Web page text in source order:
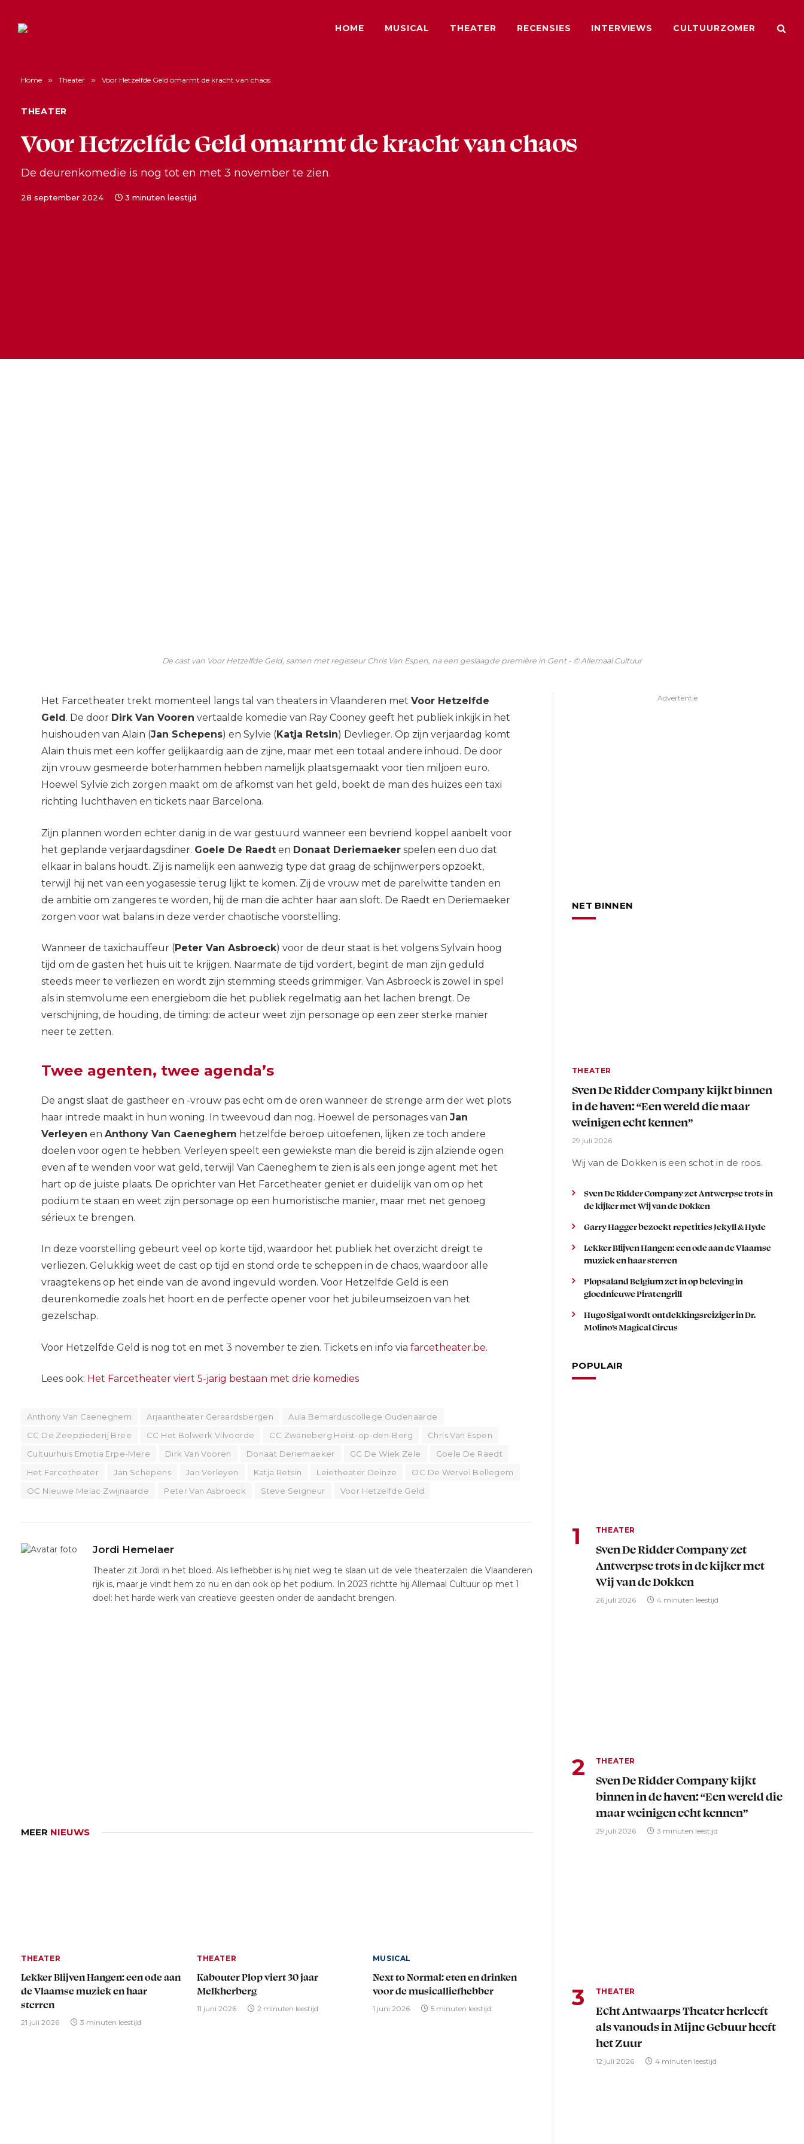
HOME MUSICAL THEATER RECENSIES INTERVIEWS CULTUURZOMER
Home » Theater » Voor Hetzelfde Geld omarmt de kracht van chaos
THEATER
Voor Hetzelfde Geld omarmt de kracht van chaos
De deurenkomedie is nog tot en met 3 november te zien.
28 september 2024 3 minuten leestijd
De cast van Voor Hetzelfde Geld, samen met regisseur Chris Van Espen, na een geslaagde première in Gent - © Allemaal Cultuur
Het Farcetheater trekt momenteel langs tal van theaters in Vlaanderen met Voor Hetzelfde
Geld. De door Dirk Van Vooren vertaalde komedie van Ray Cooney geeft het publiek inkijk in het
huishouden van Alain (Jan Schepens) en Sylvie (Katja Retsin) Devlieger. Op zijn verjaardag komt
Alain thuis met een koffer gelijkaardig aan de zijne, maar met een totaal andere inhoud. De door
zijn vrouw gesmeerde boterhammen hebben namelijk plaatsgemaakt voor tien miljoen euro.
Hoewel Sylvie zich zorgen maakt om de afkomst van het geld, boekt de man des huizes een taxi
richting luchthaven en tickets naar Barcelona.
Zijn plannen worden echter danig in de war gestuurd wanneer een bevriend koppel aanbelt voor
het geplande verjaardagsdiner. Goele De Raedten Donaat Deriemaekerspelen een duo dat
elkaar in balans houdt. Zij is namelijk een aanwezig type dat graag de schijnwerpers opzoekt,
terwijl hij net van een yogasessie terug lijkt te komen. Zij de vrouw met de parelwitte tanden en
de ambitie om zangeres te worden, hij de man die achter haar aan sloft. De Raedt en Deriemaeker
zorgen voor wat balans in deze verder chaotische voorstelling.
Wanneer de taxichauffeur (Peter Van Asbroeck) voor de deur staat is het volgens Sylvain hoog
tijd om de gasten het huis uit te krijgen. Naarmate de tijd vordert, begint de man zijn geduld
steeds meer te verliezen en wordt zijn stemming steeds grimmiger. Van Asbroeck is zowel in spel
als in stemvolume een energiebom die het publiek regelmatig aan het lachen brengt. De
verschijning, de houding, de timing: de acteur weet zijn personage op een zeer sterke manier
neer te zetten.
Twee agenten, twee agenda’s
De angst slaat de gastheer en -vrouw pas echt om de oren wanneer de strenge arm der wet plots
haar intrede maakt in hun woning. In tweevoud dan nog. Hoewel de personages van Jan
Verleyen en Anthony Van Caeneghem hetzelfde beroep uitoefenen, lijken ze toch andere
doelen voor ogen te hebben. Verleyen speelt een gewiekste man die bereid is zijn alziende ogen
even af te wenden voor wat geld, terwijl Van Caeneghem te zien is als een jonge agent met het
hart op de juiste plaats. De oprichter van Het Farcetheater geniet er duidelijk van om op het
podium te staan en weet zijn personage op een humoristische manier, maar met net genoeg
sérieux te brengen.
In deze voorstelling gebeurt veel op korte tijd, waardoor het publiek het overzicht dreigt te
verliezen. Gelukkig weet de cast op tijd en stond orde te scheppen in de chaos, waardoor alle
vraagtekens op het einde van de avond ingevuld worden. Voor Hetzelfde Geld is een
deurenkomedie zoals het hoort en de perfecte opener voor het jubileumseizoen van het
gezelschap.
Voor Hetzelfde Geld is nog tot en met 3 november te zien. Tickets en info via farcetheater.be.
Lees ook: Het Farcetheater viert 5-jarig bestaan met drie komedies
Anthony Van Caeneghem Arjaantheater Geraardsbergen
Aula Bernarduscollege Oudenaarde
CC De Zeepziederij Bree
CC Het Bolwerk Vilvoorde CC Zwaneberg Heist-op-den-Berg
Chris Van Espen
Cultuurhuis Emotia Erpe-Mere
Dirk Van Vooren Donaat Deriemaeker GC De Wiek Zele
Goele De Raedt
Het Farcetheater
Jan Schepens Jan Verleyen Katja Retsin Leietheater Deinze
OC De Wervel Bellegem
OC Nieuwe Melac Zwijnaarde
Peter Van Asbroeck Steve Seigneur Voor Hetzelfde Geld
Jordi Hemelaer
Theater zit Jordi in het bloed. Als liefhebber is hij niet weg te slaan uit de vele theaterzalen die Vlaanderen
rijk is, maar je vindt hem zo nu en dan ook op het podium. In 2023 richtte hij Allemaal Cultuur op met 1
doel: het harde werk van creatieve geesten onder de aandacht brengen.
MEER NIEUWS
THEATER
Lekker Blijven Hangen: een ode aan
de Vlaamse muziek en haar
sterren
21 juli 2026 3 minuten leestijd
THEATER
Kabouter Plop viert 30 jaar
Melkherberg
11 juni 2026 2 minuten leestijd
MUSICAL
Next to Normal: eten en drinken
voor de musicalliefhebber
1 juni 2026 5 minuten leestijd
Advertentie
NET BINNEN
THEATER
Sven De Ridder Company kijkt binnen
in de haven: “Een wereld die maar
weinigen echt kennen”
29 juli 2026
Wij van de Dokken is een schot in de roos.
Sven De Ridder Company zet Antwerpse trots in
de kijker met Wij van de Dokken
Garry Hagger bezoekt repetities Jekyll & Hyde
Lekker Blijven Hangen: een ode aan de Vlaamse
muziek en haar sterren
Plopsaland Belgium zet in op beleving in
gloednieuwe Piratengrill
Hugo Sigal wordt ontdekkingsreiziger in Dr.
Molino’s Magical Circus
POPULAIR
THEATER
Sven De Ridder Company zet
Antwerpse trots in de kijker met
Wij van de Dokken
26 juli 2026 4 minuten leestijd
THEATER
Sven De Ridder Company kijkt
binnen in de haven: “Een wereld die
maar weinigen echt kennen”
29 juli 2026 3 minuten leestijd
THEATER
Echt Antwaarps Theater herleeft
als vanouds in Mijne Gebuur heeft
het Zuur
12 juli 2026 4 minuten leestijd